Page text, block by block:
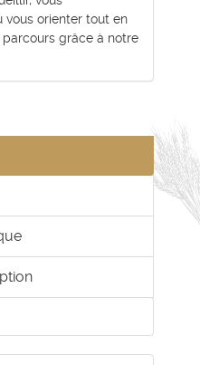
orienter tout en
grâce à notre